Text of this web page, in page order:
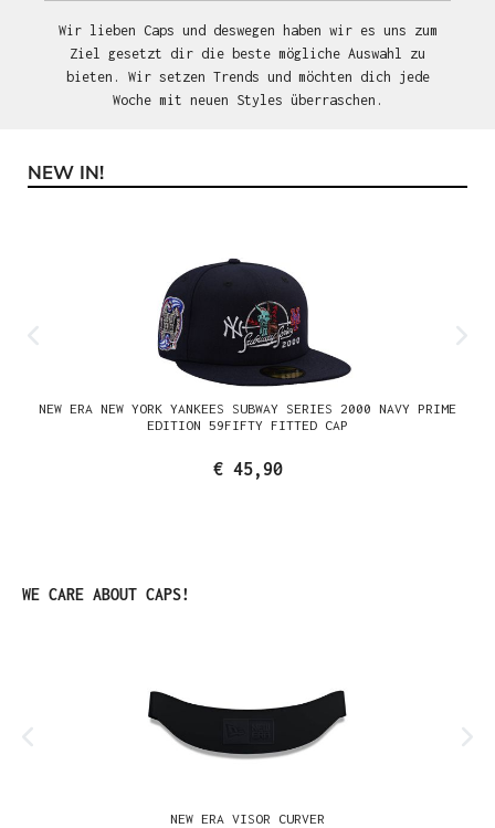
Wir lieben Caps und deswegen haben wir es uns zum
Ziel gesetzt dir die beste mögliche Auswahl zu
bieten. Wir setzen Trends und möchten dich jede
Woche mit neuen Styles überraschen.
Produktgalerie überspringen
NEW IN!
NEW ERA NEW YORK YANKEES SUBWAY SERIES 2000 NAVY PRIME
EDITION 59FIFTY FITTED CAP
€ 45,90
Produktgalerie überspringen
WE CARE ABOUT CAPS!
NEW ERA VISOR CURVER